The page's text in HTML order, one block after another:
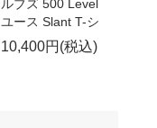
ルブズ 500 Level
ユース Slant T-シ
10,400円(税込)